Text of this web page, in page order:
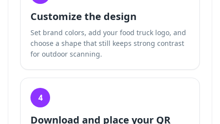
Customize the design
Set brand colors, add your food truck logo, and
choose a shape that still keeps strong contrast
for outdoor scanning.
4
Download and place your QR